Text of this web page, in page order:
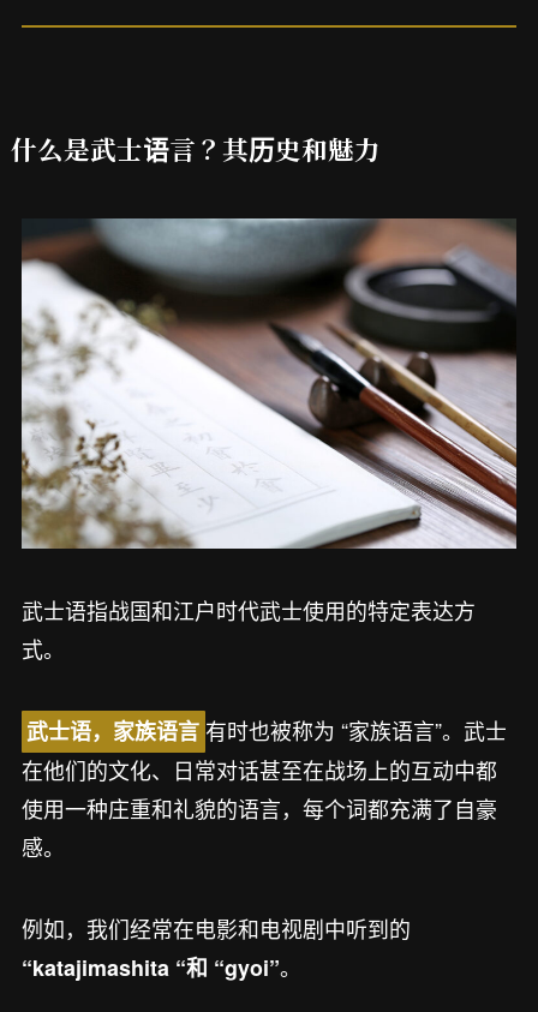
什么是武士语言？其历史和魅力
武士语指战国和江户时代武士使用的特定表达方
式。
武士语，家族语言 有时也被称为 “家族语言”。武士
在他们的文化、日常对话甚至在战场上的互动中都
使用一种庄重和礼貌的语言，每个词都充满了自豪
感。
例如，我们经常在电影和电视剧中听到的
“katajimashita “和 “gyoi”。